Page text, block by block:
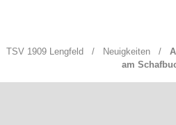
TSV 1909 Lengfeld / Neuigkeiten/
am